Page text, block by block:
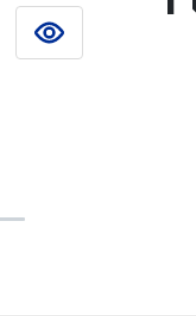
SIEHE DETAILS